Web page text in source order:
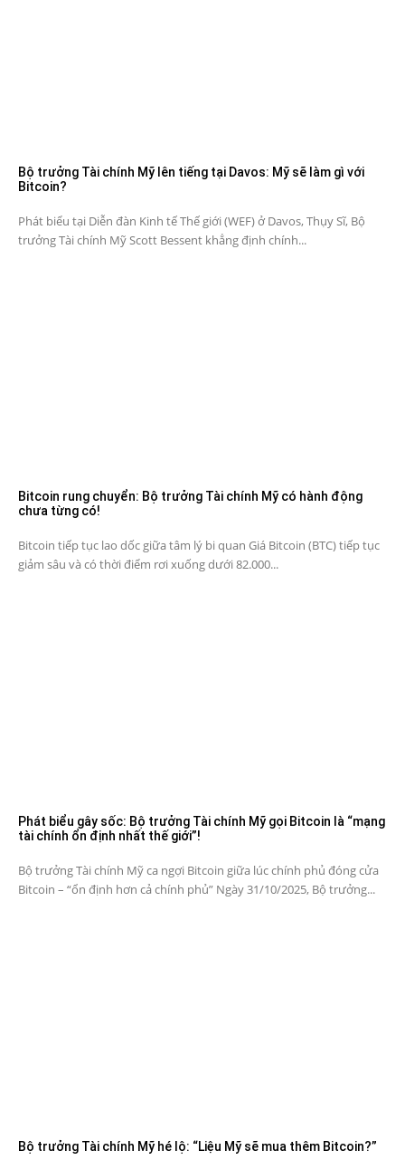
Bộ trưởng Tài chính Mỹ lên tiếng tại Davos: Mỹ sẽ làm gì với
Bitcoin?
Phát biểu tại Diễn đàn Kinh tế Thế giới (WEF) ở Davos, Thụy Sĩ, Bộ
trưởng Tài chính Mỹ Scott Bessent khẳng định chính...
Bitcoin rung chuyển: Bộ trưởng Tài chính Mỹ có hành động
chưa từng có!
Bitcoin tiếp tục lao dốc giữa tâm lý bi quan Giá Bitcoin (BTC) tiếp tục
giảm sâu và có thời điểm rơi xuống dưới 82.000...
Phát biểu gây sốc: Bộ trưởng Tài chính Mỹ gọi Bitcoin là “mạng
tài chính ổn định nhất thế giới”!
Bộ trưởng Tài chính Mỹ ca ngợi Bitcoin giữa lúc chính phủ đóng cửa
Bitcoin – “ổn định hơn cả chính phủ” Ngày 31/10/2025, Bộ trưởng...
Bộ trưởng Tài chính Mỹ hé lộ: “Liệu Mỹ sẽ mua thêm Bitcoin?”